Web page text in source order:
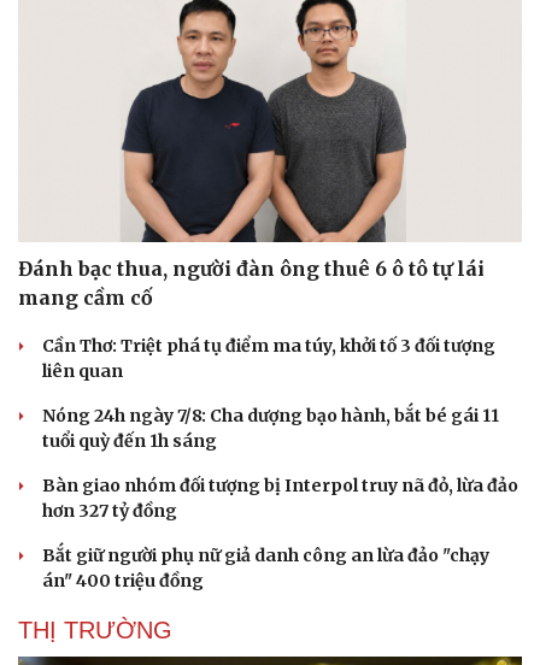
Đánh bạc thua, người đàn ông thuê 6 ô tô tự lái
mang cầm cố
Cần Thơ: Triệt phá tụ điểm ma túy, khởi tố 3 đối tượng
liên quan
Nóng 24h ngày 7/8: Cha dượng bạo hành, bắt bé gái 11
tuổi quỳ đến 1h sáng
Bàn giao nhóm đối tượng bị Interpol truy nã đỏ, lừa đảo
hơn 327 tỷ đồng
Bắt giữ người phụ nữ giả danh công an lừa đảo "chạy
án" 400 triệu đồng
THỊ TRƯỜNG